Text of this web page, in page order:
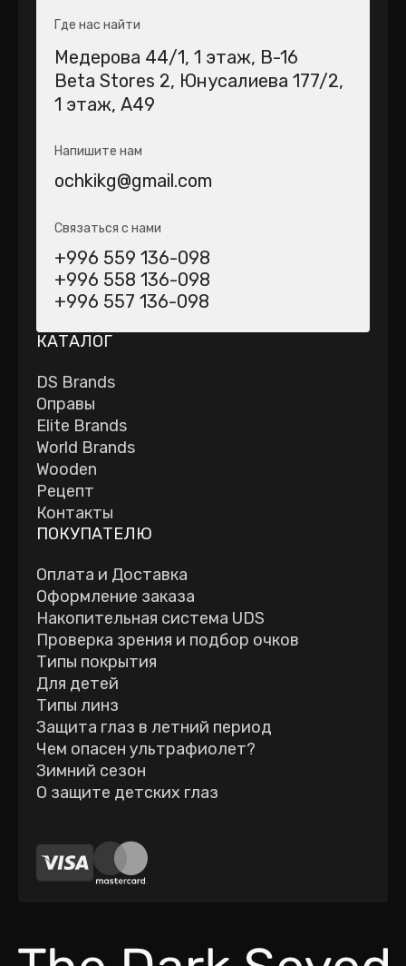
Где нас найти
Медерова 44/1​, 1 этаж, В-16
Beta Stores 2​, Юнусалиева 177/2,
1 этаж, А49
Напишите нам
ochkikg@gmail.com
Связаться с нами
+996 559 136-098
+996 558 136-098
+996 557 136-098
КАТАЛОГ
DS Brands
Оправы
Elite Brands
World Brands
Wooden
Рецепт
Контакты
ПОКУПАТЕЛЮ
Оплата и Доставка
Оформление заказа
Накопительная система UDS
Проверка зрения и подбор очков
Типы покрытия
Для детей
Типы линз
Защита глаз в летний период
Чем опасен ультрафиолет?
Зимний сезон
О защите детских глаз